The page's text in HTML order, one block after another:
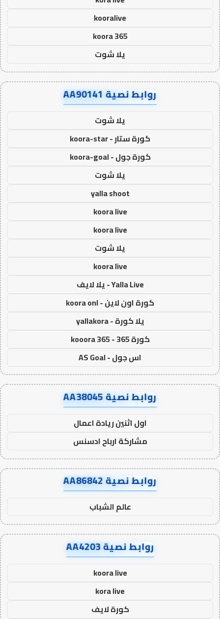
kooralive
koora 365
يلا شوت
روابط نصية AA90141
يلا شوت
كورة ستار - koora-star
كورة جول - koora-goal
يلا شوت
yalla shoot
koora live
koora live
يلا شوت
koora live
Yalla Live - يلا لايف
كورة اون لاين - koora onl
يلا كورة - yallakora
كورة 365 - kooora 365
اس جول - AS Goal
روابط نصية AA38045
اول اثنين ريادة اعمال
مشاركة ارباح ادسنس
روابط نصية AA86842
عالم الشباب
روابط نصية AA4203
koora live
kora live
كورة لايف